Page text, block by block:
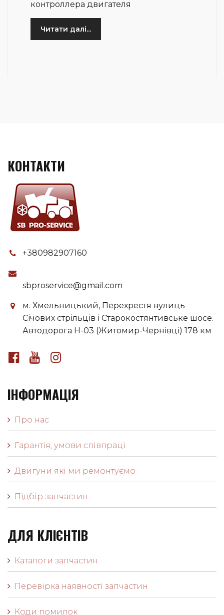
контроллера двигателя
Читати далі...
КОНТАКТИ
+380982907160
sbproservice@gmail.com
м. Хмельницький, Перехрестя вулиць
Січових стрільців і Старокостянтивське шосе.
Автодорога H-03 (Житомир-Чернівці) 178 км
ІНФОРМАЦІЯ
Про нас
Гарантія, умови співпраці
Двигуни які ми ремонтуємо
Підбір запчастин
ДЛЯ КЛІЄНТІВ
Каталоги запчастин
Перевірка наявності запчастин
Коди помилок